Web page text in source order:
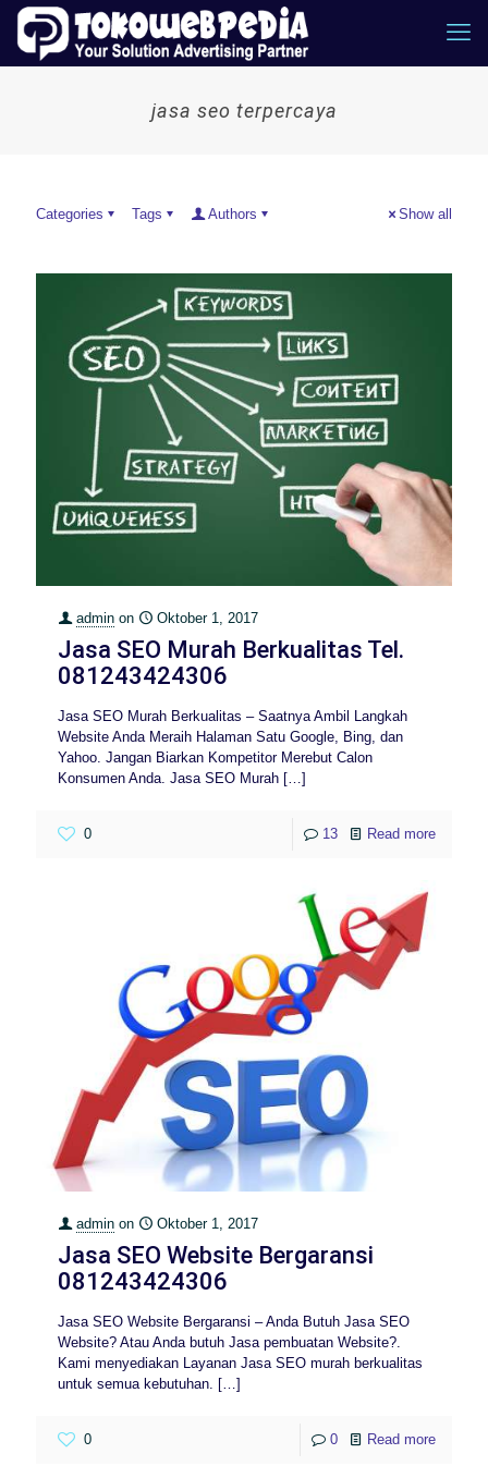
jasa seo terpercaya
Categories Tags Authors Show all
admin on Oktober 1, 2017
Jasa SEO Murah Berkualitas Tel.
081243424306
Jasa SEO Murah Berkualitas – Saatnya Ambil Langkah
Website Anda Meraih Halaman Satu Google, Bing, dan
Yahoo. Jangan Biarkan Kompetitor Merebut Calon
Konsumen Anda. Jasa SEO Murah […]
0 13 Read more
admin on Oktober 1, 2017
Jasa SEO Website Bergaransi
081243424306
Jasa SEO Website Bergaransi – Anda Butuh Jasa SEO
Website? Atau Anda butuh Jasa pembuatan Website?.
Kami menyediakan Layanan Jasa SEO murah berkualitas
untuk semua kebutuhan. […]
0 0 Read more